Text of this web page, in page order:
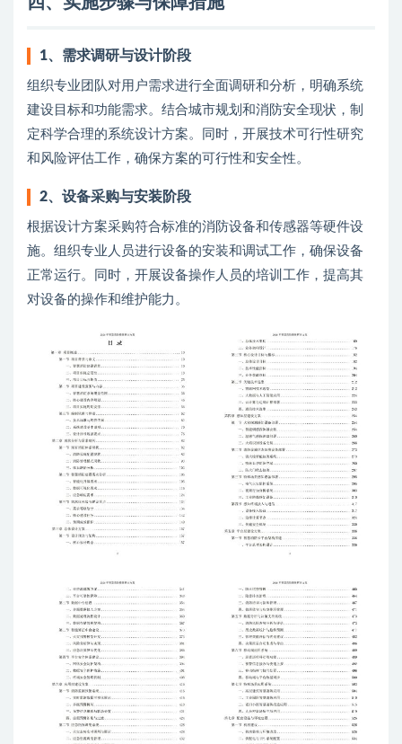
1、 需求调研与设计阶段
组织专业团队对用户需求进行全面调研和分析，明确系统
建设目标和功能需求。结合城市规划和消防安全现状，制
定科学合理的系统设计方案。同时，开展技术可行性研究
和风险评估工作，确保方案的可行性和安全性。
2、 设备采购与安装阶段
根据设计方案采购符合标准的消防设备和传感器等硬件设
施。组织专业人员进行设备的安装和调试工作，确保设备
正常运行。同时，开展设备操作人员的培训工作，提高其
对设备的操作和维护能力。